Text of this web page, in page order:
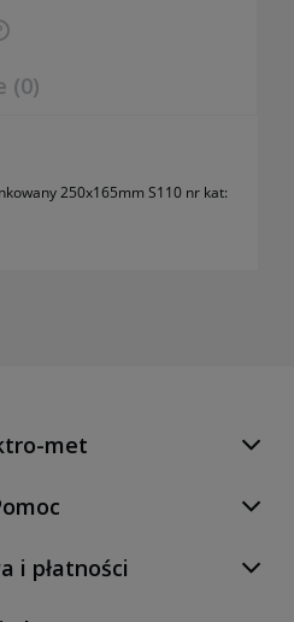
kosztów płatności
(0)
250x165mm S110 nr kat:
met
i płatności